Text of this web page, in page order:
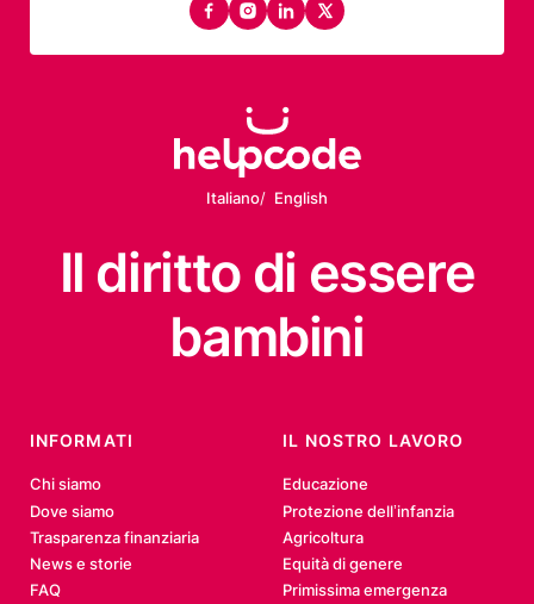
facebook
instagram
linkedin
twitter
Italiano English
Il diritto di essere
bambini
INFORMATI
Chi siamo
Dove siamo
Trasparenza finanziaria
News e storie
FAQ
IL NOSTRO LAVORO
Educazione
Protezione dell’infanzia
Agricoltura
Equità di genere
Primissima emergenza